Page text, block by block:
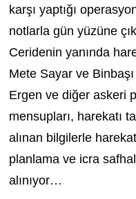
karşı yaptığı
notlarla gün yüzüne
Ceridenin yanında
Mete Sayar ve
Ergen ve diğer askeri
mensupları, harekatı
alınan bilgilerle
planlama ve icra
alınıyor…